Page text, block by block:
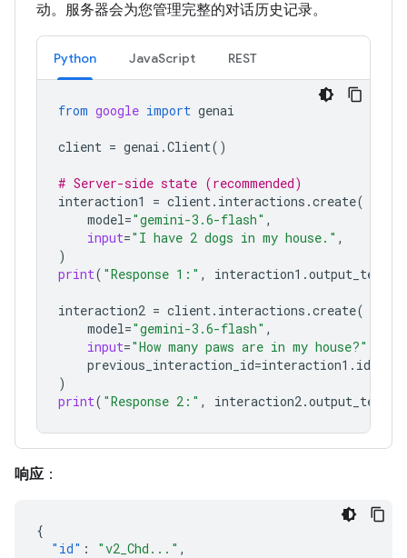
动。服务器会为您管理完整的对话历史记录。
Python JavaScript REST
from google import genai
client = genai .Client()
# Server-side state (recommended)
interaction1
= client. interactions .create(
model="gemini-3.6-flash" ,
input="I have 2 dogs in my house." ,
)
print( "Response 1:" , interaction1 .output_text
interaction2 = client. interactions .create(
model="gemini-3.6-flash" ,
input="How many paws are in my house?"
previous_interaction_id=interaction1 . id
)
print( "Response 2:" , interaction2.output_text
响应 ：
{
"id" : "v2_Chd..." ,